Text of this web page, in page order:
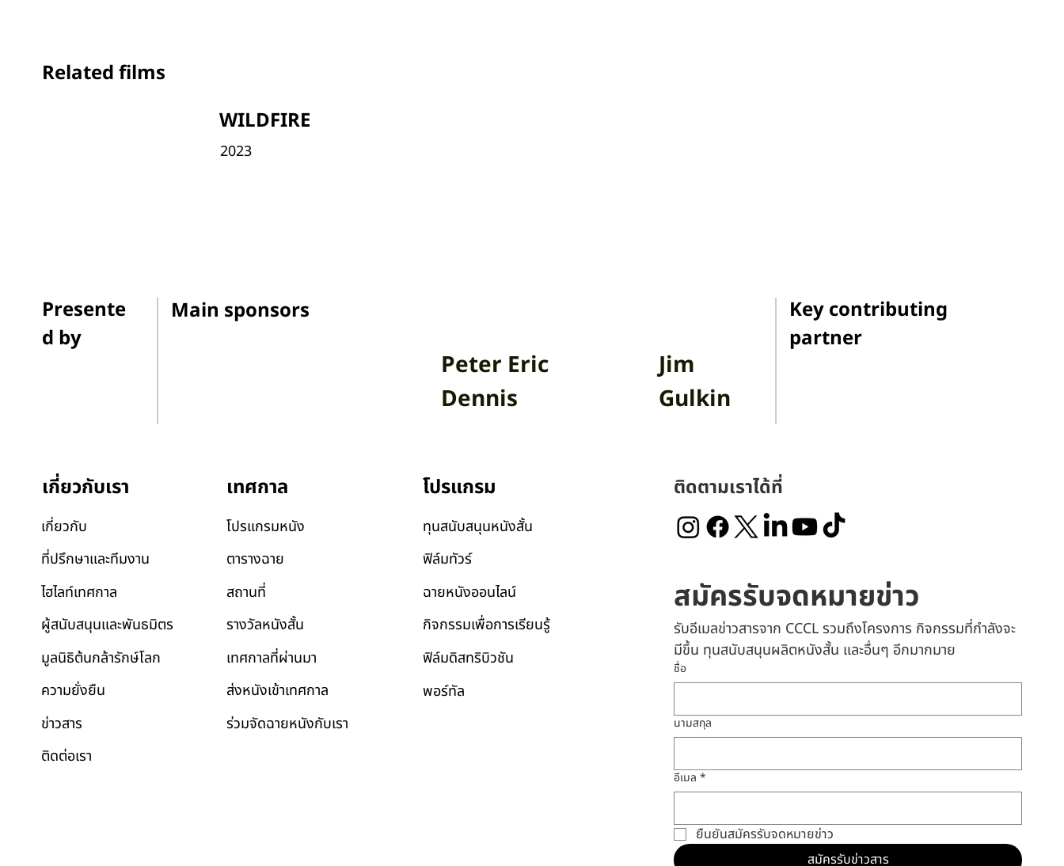
Related films
WILDFIRE
2023
Presente
d by
Main sponsors
Peter Eric
Dennis
Jim
Gulkin
Key contributing
partner
ติดตามเราได้ที่
สมัครรับจดหมายข่าว
รับอีเมลข่าวสารจาก CCCL รวมถึงโครงการ กิจกรรมที่กำลังจะ
มีขึ้น ทุนสนับสนุนผลิตหนังสั้น และอื่นๆ อีกมากมาย
ชื่อ
นามสกุล
อีเมล *
ยืนยันสมัครรับจดหมายข่าว
สมัครรับข่าวสาร
เกี่ยวกับเรา
เกี่ยวกับ
ที่ปรึกษาและทีมงาน
ไฮไลท์เทศกาล
ผู้สนับสนุนและพันธมิตร
มูลนิธิต้นกล้ารักษ์โลก
ความยั่งยืน
ข่าวสาร
ติดต่อเรา
เทศกาล
โปรแกรมหนัง
ตารางฉาย
สถานที่
รางวัลหนังสั้น
เทศกาลที่ผ่านมา
ส่งหนังเข้าเทศกาล
ร่วมจัดฉายหนังกับเรา
โปรแกรม
ทุนสนับสนุนหนังสั้น
ฟิล์มทัวร์
ฉายหนังออนไลน์
กิจกรรมเพื่อการเรียนรู้
ฟิล์มดิสทริบิวชัน
พอร์ทัล